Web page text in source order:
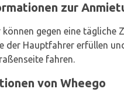
zur
können gegen eine
der Hauptfahrer erfüllen
fahren.
von Wheego